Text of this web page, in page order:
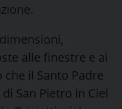
alle finestre e ai
il Santo Padre
San Pietro in Ciel